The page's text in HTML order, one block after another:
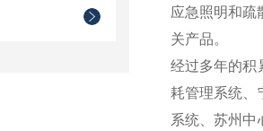
应急照明和疏
关产品。
经过多年的积
耗管理系统、
系统、苏州中